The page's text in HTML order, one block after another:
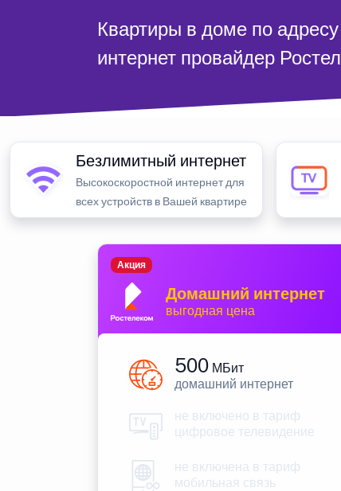
Квартиры в доме по
интернет провайдер
Безлимитный интернет
Высокоскоростной интернет для
всех устройств в Вашей квартире
Домашний интернет
выгодная цена
Акция
500 МБит
домашний интернет
не включено в тариф
цифровое телевидение
не включена в тариф
мобильная связь